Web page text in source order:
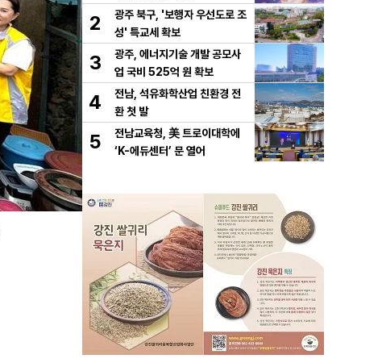
2
광주 북구, '보행자 우선도로 조
성' 특교세 확보
3
광주, 에너지기술 개발 공모사
업 국비 525억 원 확보
4
전남, 석유화학산업 친환경 전
환 첫 발
5
전남교육청, 美 트로이대학에
‘K-에듀센터’ 문 열어